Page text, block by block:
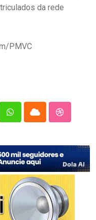
da rede
PMVC
WhatsappCloud